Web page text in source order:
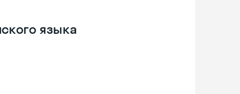
языка